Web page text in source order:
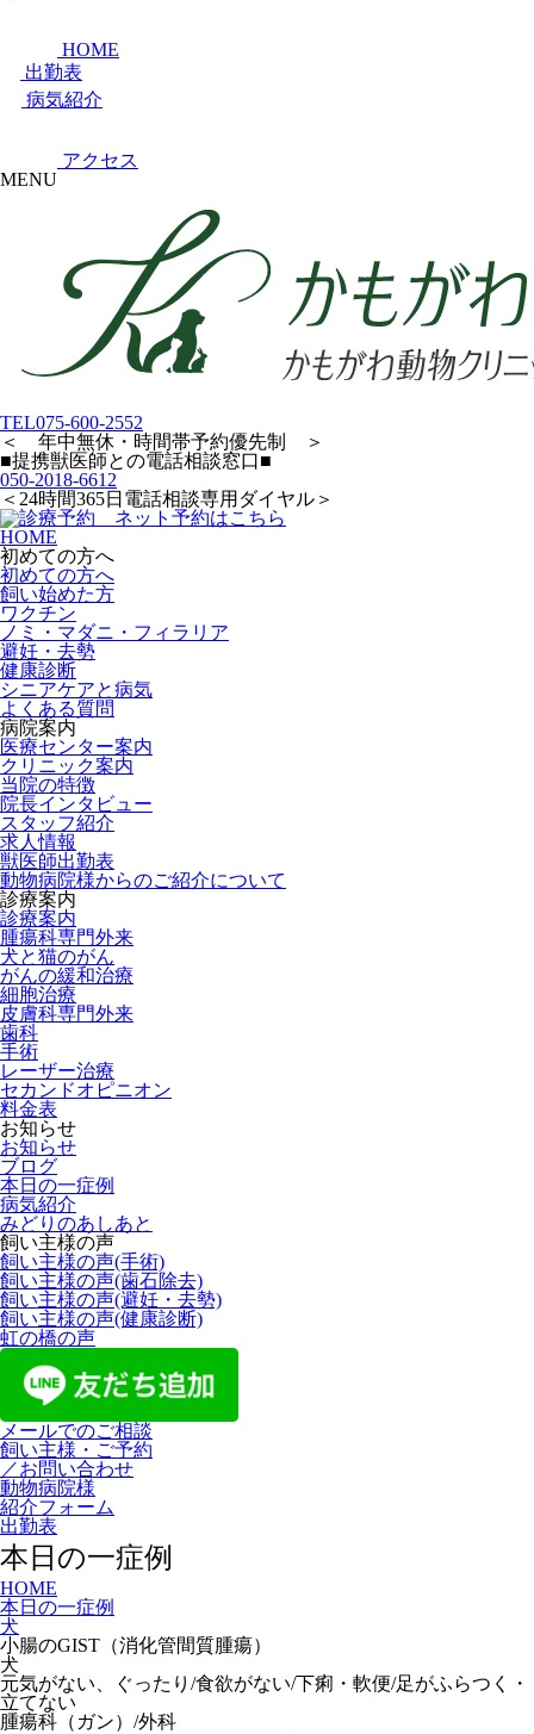
HOME
出勤表
病気紹介
アクセス
MENU
TEL075-600-2552
＜ 年中無休・時間帯予約優先制 ＞
■提携獣医師との電話相談窓口■
050-2018-6612
＜24時間365日電話相談専用ダイヤル＞
HOME
初めての方へ
初めての方へ
飼い始めた方
ワクチン
ノミ・マダニ・フィラリア
避妊・去勢
健康診断
シニアケアと病気
よくある質問
病院案内
医療センター案内
クリニック案内
当院の特徴
院長インタビュー
スタッフ紹介
求人情報
獣医師出勤表
動物病院様からのご紹介について
診療案内
診療案内
腫瘍科専門外来
犬と猫のがん
がんの緩和治療
細胞治療
皮膚科専門外来
歯科
手術
レーザー治療
セカンドオピニオン
料金表
お知らせ
お知らせ
ブログ
本日の一症例
病気紹介
みどりのあしあと
飼い主様の声
飼い主様の声(手術)
飼い主様の声(歯石除去)
飼い主様の声(避妊・去勢)
飼い主様の声(健康診断)
虹の橋の声
メールでのご相談
飼い主様・ご予約
／お問い合わせ
動物病院様
紹介フォーム
出勤表
本日の一症例
HOME
本日の一症例
犬
小腸のGIST（消化管間質腫瘍）
犬
元気がない、ぐったり/食欲がない/下痢・軟便/足がふらつく・
立てない
腫瘍科（ガン）/外科